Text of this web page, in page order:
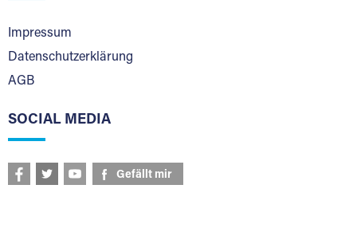
Impressum
Datenschutzerklärung
AGB
SOCIAL MEDIA
Gefällt mir